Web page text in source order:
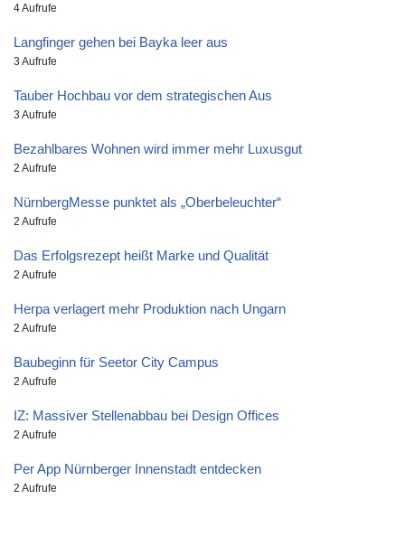
4 Aufrufe
Langfinger gehen bei Bayka leer aus
3 Aufrufe
Tauber Hochbau vor dem strategischen Aus
3 Aufrufe
Bezahlbares Wohnen wird immer mehr Luxusgut
2 Aufrufe
NürnbergMesse punktet als „Oberbeleuchter“
2 Aufrufe
Das Erfolgsrezept heißt Marke und Qualität
2 Aufrufe
Herpa verlagert mehr Produktion nach Ungarn
2 Aufrufe
Baubeginn für Seetor City Campus
2 Aufrufe
IZ: Massiver Stellenabbau bei Design Offices
2 Aufrufe
Per App Nürnberger Innenstadt entdecken
2 Aufrufe